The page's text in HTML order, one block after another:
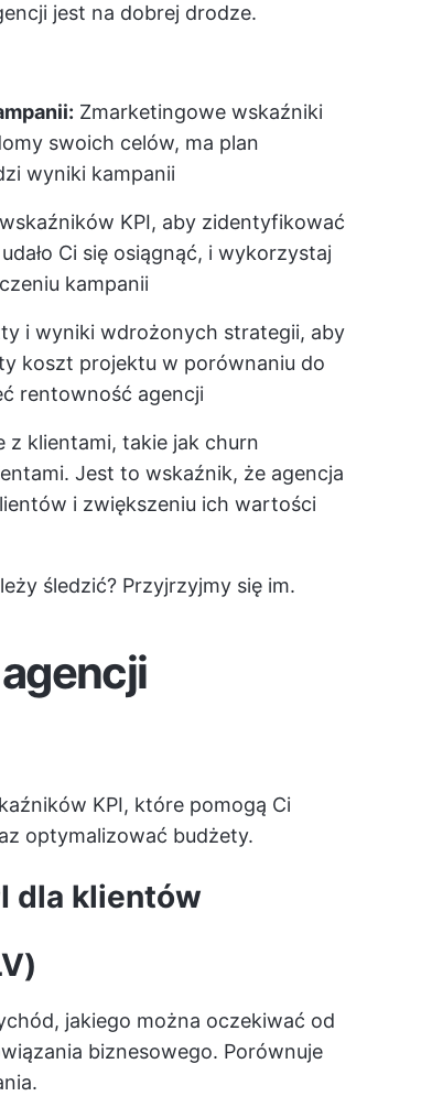
jest na dobrej drodze.
Zmarketingowe wskaźniki
swoich celów, ma plan
wyniki kampanii
KPI, aby zidentyfikować
Ci się osiągnąć, i wykorzystaj
kampanii
i wyniki wdrożonych strategii, aby
koszt projektu w porównaniu do
rentowność agencji
z klientami, takie jak churn
Jest to wskaźnik, że agencja
i zwiększeniu ich wartości
śledzić? Przyjrzyjmy się im.
KPI, które pomogą Ci
optymalizować budżety.
dla klientów
jakiego można oczekiwać od
biznesowego. Porównuje